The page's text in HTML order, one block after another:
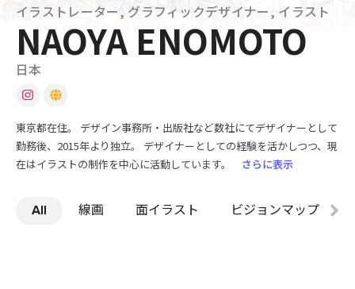
イラストレーター, グラフィックデザイナー, イラスト
NAOYA ENOMOTO
日本
東京都在住。 デザイン事務所・出版社など数社にてデザイナーとして
勤務後、2015年より独立。 デザイナーとしての経験を活かしつつ、現
在はイラストの制作を中心に活動しています。
さらに表示
All 線画 面イラスト ビジョンマップ